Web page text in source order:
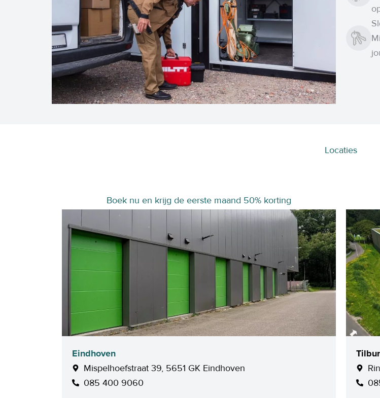
Locaties
Boek nu en krijg de eerste maand 50% korting
Eindhoven
Mispelhoefstraat 39, 5651 GK Eindhoven
085 400 9060